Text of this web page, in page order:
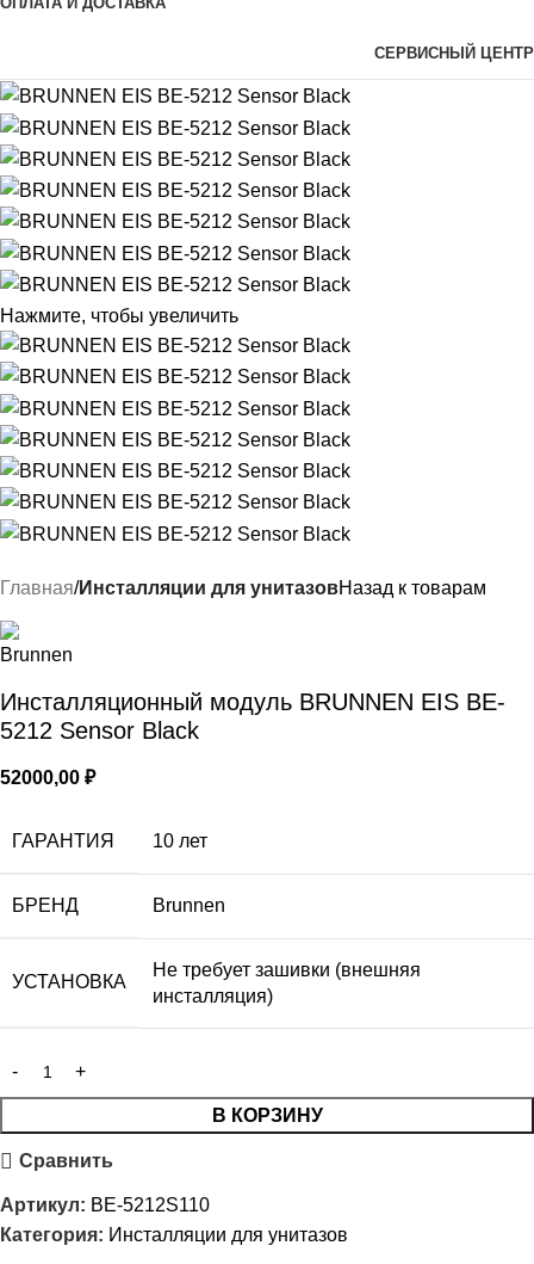
СЕРВИСНЫЙ ЦЕНТР
Нажмите, чтобы увеличить
Главная Инсталляции для унитазовНазад к товарам
Инсталляционный модуль BRUNNEN EIS BE-
5212 Sensor Black
52000,00 ₽
ГАРАНТИЯ 10 лет
БРЕНД Brunnen
УСТАНОВКА
Не требует зашивки (внешняя
инсталляция)
В КОРЗИНУ
Сравнить
Артикул: BE-5212S110
Категория: Инсталляции для унитазов